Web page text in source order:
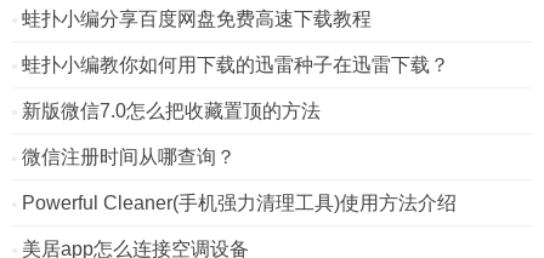
蛙扑小编分享百度网盘免费高速下载教程
蛙扑小编教你如何用下载的迅雷种子在迅雷下载？
新版微信7.0怎么把收藏置顶的方法
微信注册时间从哪查询？
Powerful Cleaner(手机强力清理工具)使用方法介绍
美居app怎么连接空调设备